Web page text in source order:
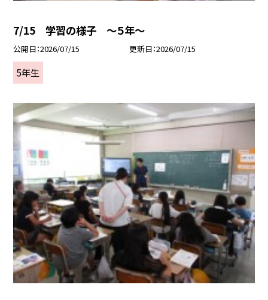
7/15 学習の様子 ～５年～
公開日 2026/07/15 更新日 2026/07/15
5年生